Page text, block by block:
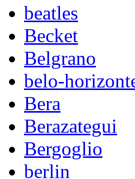
beatles
Becket
Belgrano
belo-
Bera
Berazategui
Bergoglio
berlin